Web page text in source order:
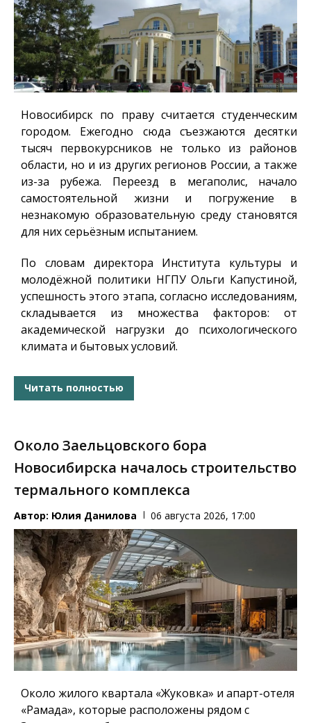
Новосибирск по праву считается студенческим
городом. Ежегодно сюда съезжаются десятки
тысяч первокурсников не только из районов
области, но и из других регионов России, а также
из-за рубежа. Переезд в мегаполис, начало
самостоятельной жизни и погружение в
незнакомую образовательную среду становятся
для них серьёзным испытанием.
По словам директора Института культуры и
молодёжной политики НГПУ Ольги Капустиной,
успешность этого этапа, согласно исследованиям,
складывается из множества факторов: от
академической нагрузки до психологического
климата и бытовых условий.
Читать полностью
Около Заельцовского бора
Новосибирска началось строительство
термального комплекса
Автор: Юлия Данилова 06 августа 2026, 17:00
Около жилого квартала «Жуковка» и апарт-отеля
«Рамада», которые расположены рядом с